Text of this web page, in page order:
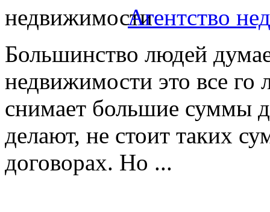
Агентство
Большинство людей
недвижимости это все го
снимает большие суммы
делают, не стоит таких
договорах. Но ...